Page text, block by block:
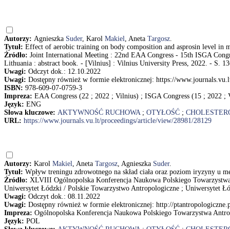
Autorzy: Agnieszka Suder, Karol Makiel, Aneta Targosz.
Tytuł: Effect of aerobic training on body composition and asprosin level in
Źródło: Joint International Meeting : 22nd EAA Congress - 15th ISGA
Lithuania : abstract book. - [Vilnius] : Vilnius University Press, 2022. - S.
Uwagi: Odczyt dok.: 12.10.2022
Uwagi: Dostępny również w formie elektronicznej: https://
ISBN: 978-609-07-0759-3
Impreza: EAA Congress (22 ; 2022 ; Vilnius) ; ISGA Congress (15 ; 2022
Język: ENG
Słowa kluczowe: AKTYWNOŚĆ RUCHOWA; OTYŁOŚĆ ;
URL: https://www.journals.vu.lt/proceedings/article/view/28981/28129
Autorzy: Karol Makiel, Aneta Targosz, Agnieszka Suder.
Tytuł: Wpływ treningu zdrowotnego na skład ciała oraz poziom iryzyny u
Źródło: XLVIII Ogólnopolska Konferencja Naukowa Polskiego
Uniwersytet Łódzki / Polskie Towarzystwo Antropologiczne ; Uniwersytet
Uwagi: Odczyt dok.: 08.11.2022
Uwagi: Dostępny również w formie elektronicznej: http://
Impreza: Ogólnopolska Konferencja Naukowa Polskiego Towarzystwa
Język: POL